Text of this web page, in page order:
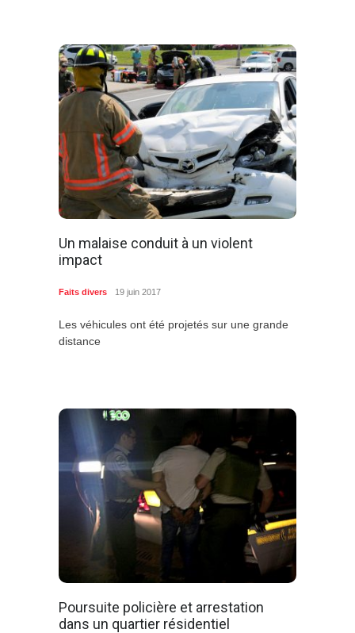
Un malaise conduit à un violent
impact
Faits divers 19 juin 2017
Les véhicules ont été projetés sur une grande
distance
Poursuite policière et arrestation
dans un quartier résidentiel